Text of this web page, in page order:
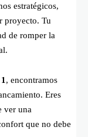
estratégicos,
proyecto. Tu
de romper la
, encontramos
Eres
ver una
que no debe